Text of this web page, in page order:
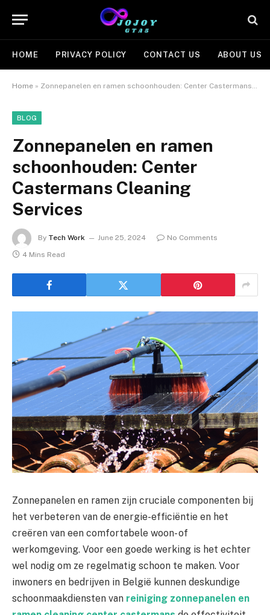
HOME PRIVACY POLICY CONTACT US ABOUT US
Home » Zonnepanelen en ramen schoonhouden: Center Castermans Cleaning Services
BLOG
Zonnepanelen en ramen
schoonhouden: Center
Castermans Cleaning
Services
By Tech Work June 25, 2024
No Comments
4 Mins Read
Zonnepanelen en ramen zijn cruciale componenten bij
het verbeteren van de energie-efficiëntie en het
creëren van een comfortabele woon- of
werkomgeving. Voor een goede werking is het echter
wel nodig om ze regelmatig schoon te maken. Voor
inwoners en bedrijven in België kunnen deskundige
schoonmaakdiensten van reiniging zonnepanelen en